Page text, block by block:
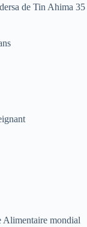
de Tin Ahima 35
Alimentaire mondial